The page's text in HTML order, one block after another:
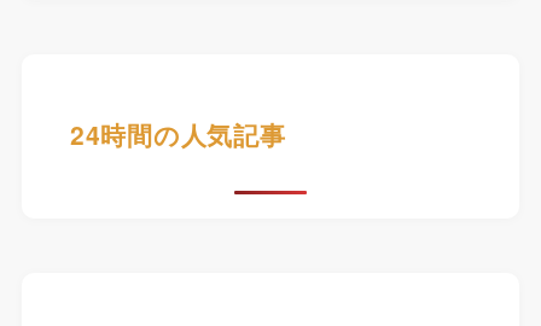
24時間の人気記事